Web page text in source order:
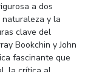
a dos
y la
clave del
Bookchin y John
fascinante que